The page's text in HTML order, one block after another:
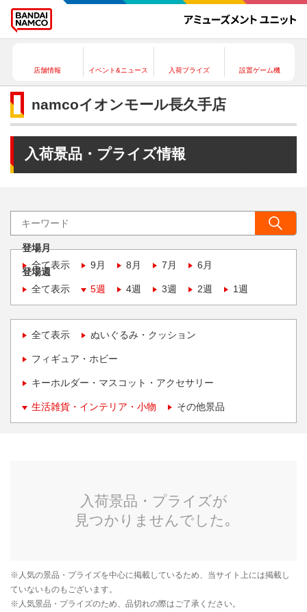
店舗情報 イベント&ニュース 入荷プライズ 設置ゲーム機
namcoイオンモール長久手店
入荷景品・プライズ情報
登場月
全て表示
9月 8月 7月 6月
登場週
全て表示
5週 4週 3週 2週 1週
全て表示 ぬいぐるみ・クッション
フィギュア・ホビー
キーホルダー・マスコット・アクセサリー
生活雑貨・インテリア・小物 その他景品